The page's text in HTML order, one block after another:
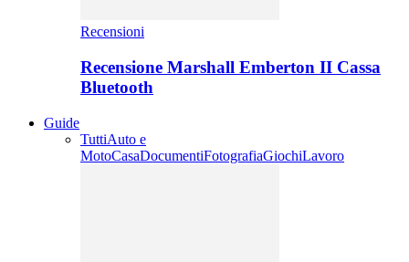
Recensioni
Recensione Marshall Emberton II Cassa
Bluetooth
Guide
TuttiAuto e
MotoCasaDocumentiFotografiaGiochiLavoro